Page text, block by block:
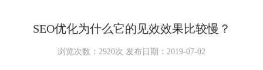
SEO优化为什么它的见效效果比较慢？
浏览次数：2920次 发布日期：2019-07-02